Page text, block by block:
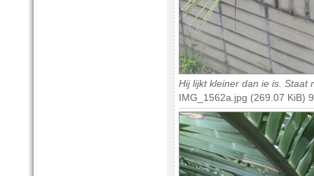
Hij lijkt kleiner dan ie is. Staat
IMG_1562a.jpg (269.07 KiB)